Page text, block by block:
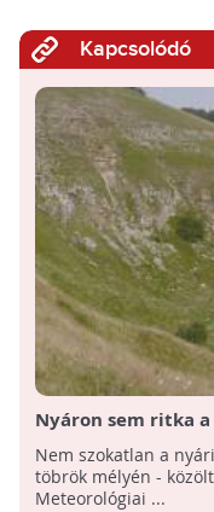
Kapcsolódó
Nyáron sem ritka
Nem szokatlan a
töbrök mélyén -
Meteorológiai ...